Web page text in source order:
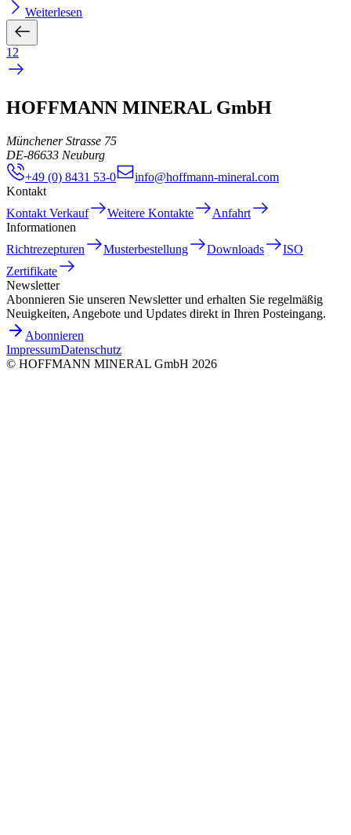
Weiterlesen
1 2
HOFFMANN MINERAL GmbH
Münchener Strasse 75
DE-86633 Neuburg
+49 (0) 8431 53-0
info@hoffmann-mineral.com
Kontakt
Kontakt Verkauf
Weitere Kontakte
Anfahrt
Informationen
Richtrezepturen
Musterbestellung Downloads
ISO
Zertifikate
Newsletter
Abonnieren Sie unseren Newsletter und erhalten Sie regelmäßig
Neuigkeiten, Angebote und Updates direkt in Ihren Posteingang.
Abonnieren
ImpressumDatenschutz
© HOFFMANN MINERAL GmbH 2026